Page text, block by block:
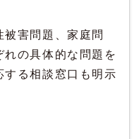
被害問題、家庭問
の具体的な問題を
る相談窓口も明示